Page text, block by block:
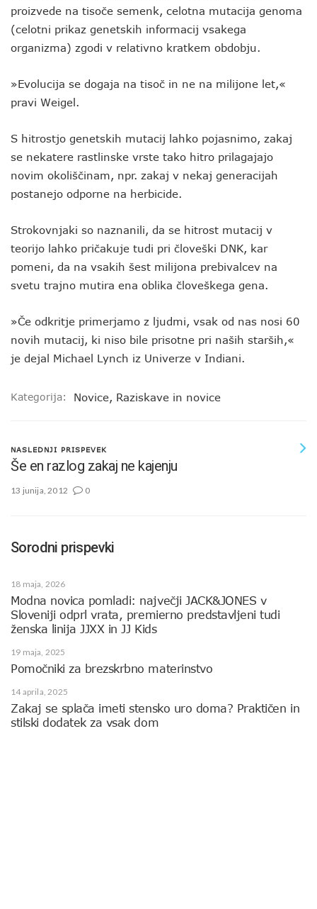
proizvede na tisoče semenk, celotna mutacija genoma
(celotni prikaz genetskih informacij vsakega
organizma) zgodi v relativno kratkem obdobju.
»Evolucija se dogaja na tisoč in ne na milijone let,«
pravi Weigel.
S hitrostjo genetskih mutacij lahko pojasnimo, zakaj
se nekatere rastlinske vrste tako hitro prilagajajo
novim okoliščinam, npr. zakaj v nekaj generacijah
postanejo odporne na herbicide.
Strokovnjaki so naznanili, da se hitrost mutacij v
teorijo lahko pričakuje tudi pri človeški DNK, kar
pomeni, da na vsakih šest milijona prebivalcev na
svetu trajno mutira ena oblika človeškega gena.
»Če odkritje primerjamo z ljudmi, vsak od nas nosi 60
novih mutacij, ki niso bile prisotne pri naših starših,«
je dejal Michael Lynch iz Univerze v Indiani.
Kategorija: Novice, Raziskave in novice
NASLEDNJI PRISPEVEK
Še en razlog zakaj ne kajenju
13 junija, 2012 0
Sorodni prispevki
18 maja, 2026
Modna novica pomladi: največji JACK&JONES v
Sloveniji odprl vrata, premierno predstavljeni tudi
ženska linija JJXX in JJ Kids
19 maja, 2025
Pomočniki za brezskrbno materinstvo
14 aprila, 2025
Zakaj se splača imeti stensko uro doma? Praktičen in
stilski dodatek za vsak dom